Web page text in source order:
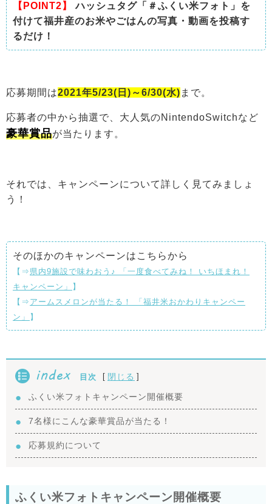
【POINT2】
ハッシュタグ「＃ふくい米フォト」を
付けて福井産のお米やごはんの写真・動画を投稿す
るだけ！
応募期間は2021年5/23(日)～6/30(水) まで。
応募者の中から抽選で、大人気のNintendoSwitchなど
豪華賞品が当たります。
それでは、キャンペーンについて詳しく見てみましょ
う！
そのほかのキャンペーンはこちらから
【⇒ 県内9施設で味わおう♪ 「一度食べてみね！ いちほまれ！
キャンペーン」
】
【⇒ アームスメロンが当たる！ 「福井米おかわりキャンペー
ン」
】
index 目次 [ 閉じる ]
ふくい米フォトキャンペーン開催概要
7名様にこんな豪華賞品が当たる！
応募規約について
ふくい米フォトキャンペーン開催概要